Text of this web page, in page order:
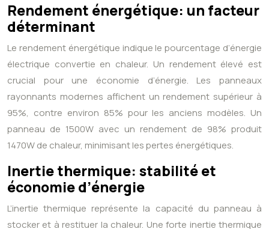
Rendement énergétique: un facteur
déterminant
Le rendement énergétique indique le pourcentage d’énergie
électrique convertie en chaleur. Un rendement élevé est
crucial pour une économie d’énergie. Les panneaux
rayonnants modernes affichent un rendement supérieur à
95%, contre environ 85% pour les anciens modèles. Un
panneau de 1500W avec un rendement de 98% produit
1470W de chaleur, minimisant les pertes énergétiques.
Inertie thermique: stabilité et
économie d’énergie
L’inertie thermique représente la capacité du panneau à
stocker et à restituer la chaleur. Une forte inertie thermique